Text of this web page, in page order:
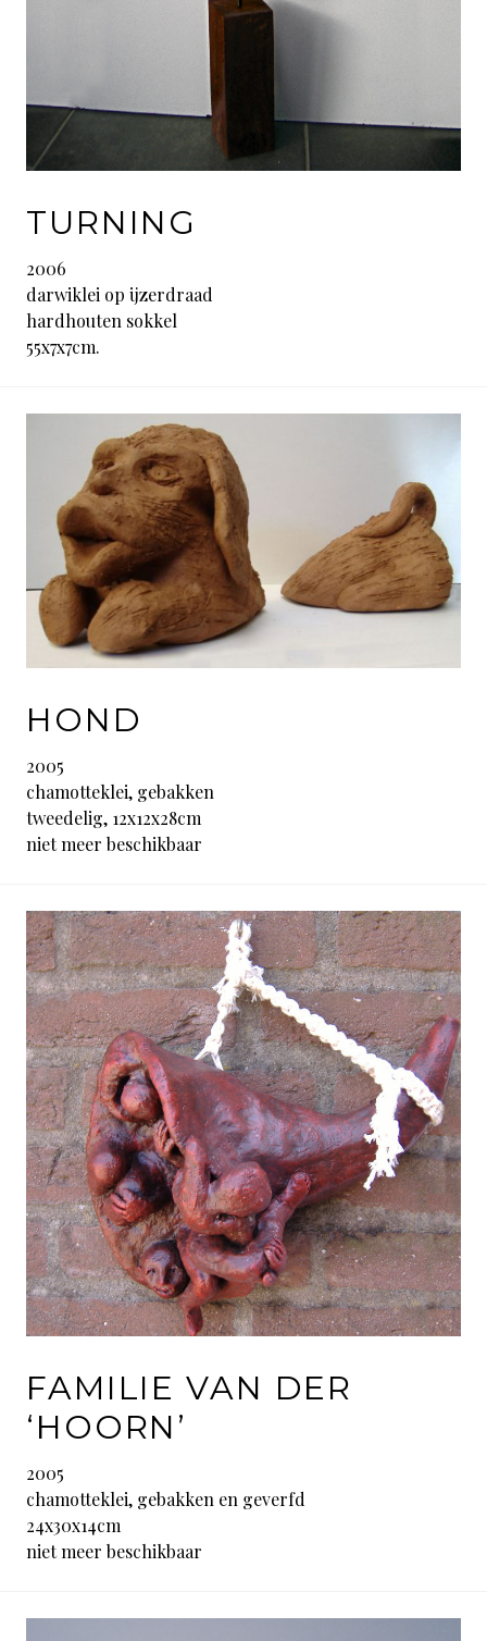
TURNING
2006
darwiklei op ijzerdraad
hardhouten sokkel
55x7x7cm.
HOND
2005
chamotteklei, gebakken
tweedelig, 12x12x28cm
niet meer beschikbaar
FAMILIE VAN DER
‘HOORN’
2005
chamotteklei, gebakken en geverfd
24x30x14cm
niet meer beschikbaar